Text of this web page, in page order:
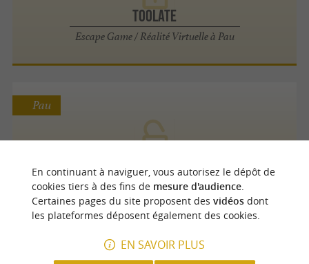
Toolate
Escape Game / Réalité Virtuelle à Pau
Escape Game / Réalité Virtuelle à Pau
Pau
En continuant à naviguer, vous autorisez le dépôt de
cookies tiers à des fins de mesure d'audience.
Certaines pages du site proposent des vidéosdont
les plateformes déposent également des cookies.
EN SAVOIR PLUS